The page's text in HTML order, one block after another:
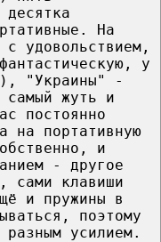
На
с удовольствием,
у
"Украины" -
жуть и
постоянно
на портативную
и
- другое
сами клавиши
и пружины в
поэтому
усилием.